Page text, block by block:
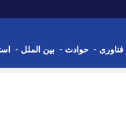
فناوری - حوادث - بین الملل -